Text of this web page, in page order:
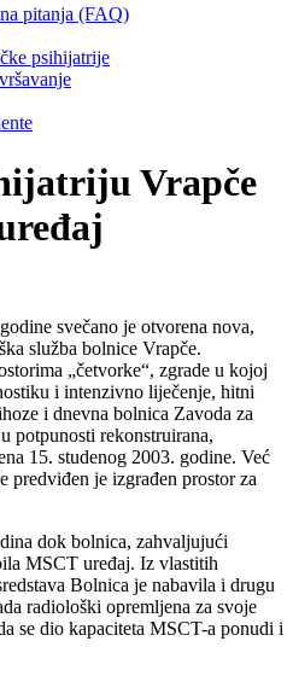
pitanja (FAQ)
psihijatrije
Vrapče
svečano je otvorena nova,
služba bolnice Vrapče.
„četvorke“, zgrade u kojoj
i intenzivno liječenje, hitni
i dnevna bolnica Zavoda za
potpunosti rekonstruirana,
15. studenog 2003. godine. Već
predviđen je izgrađen prostor za
dok bolnica, zahvaljujući
MSCT uređaj. Iz vlastitih
Bolnica je nabavila i drugu
radiološki opremljena za svoje
se dio kapaciteta MSCT-a ponudi i